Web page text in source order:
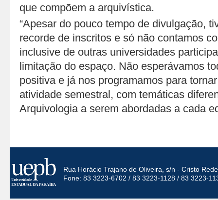
que compõem a arquivística.
“Apesar do pouco tempo de divulgação,
recorde de inscritos e só não contamos
inclusive de outras universidades
limitação do espaço. Não esperávamos
positiva e já nos programamos para
atividade semestral, com temáticas
Arquivologia a serem abordadas a cada
Rua Horácio Trajano de Oliveira, s/n - Cristo
Fone: 83 3223-6702 / 83 3223-1128 / 83 3223-